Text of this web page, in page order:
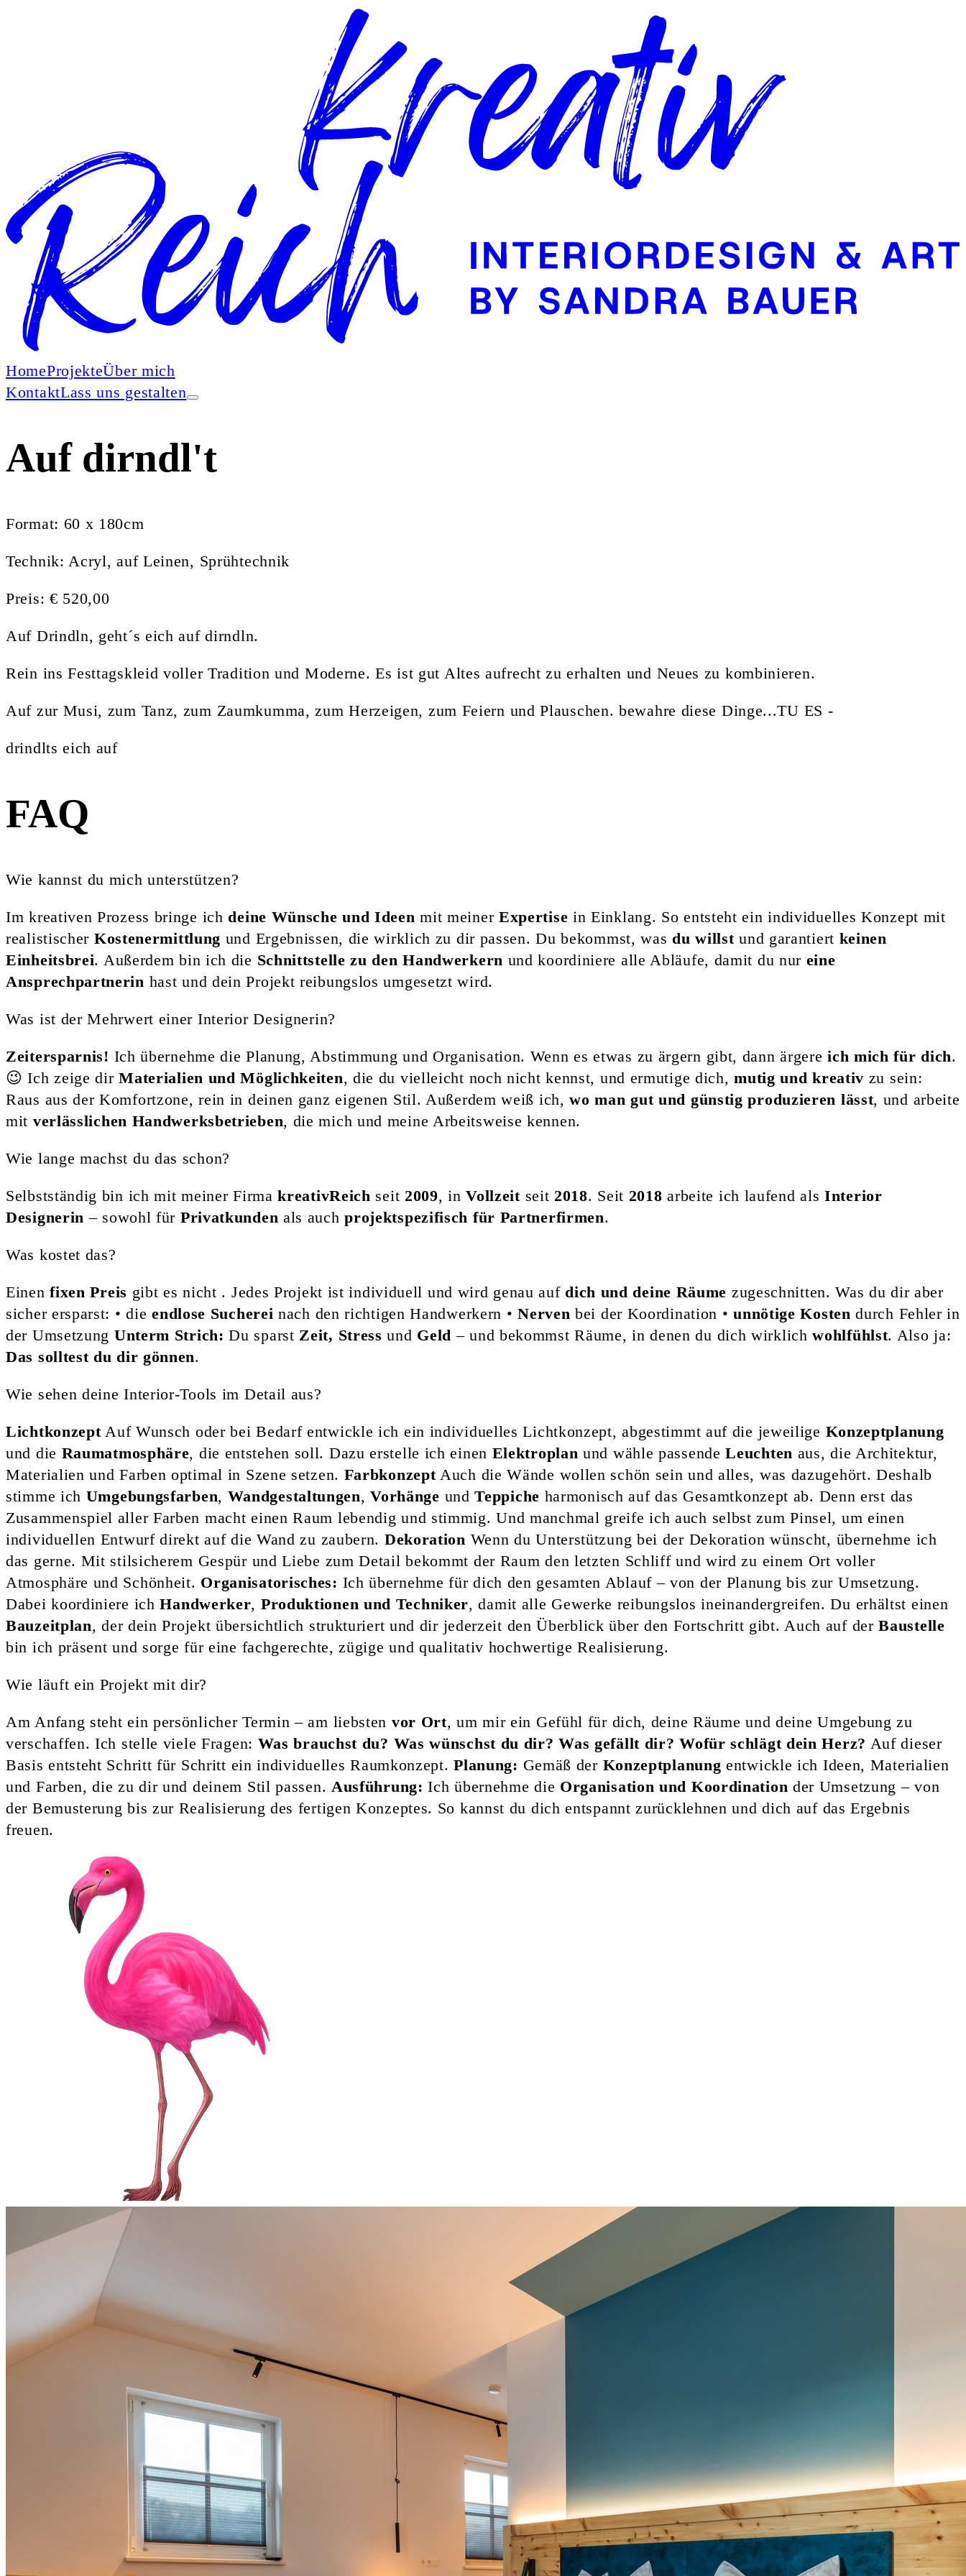
HomeProjekteÜber mich
KontaktLass uns gestalten
Auf dirndl't
Format: 60 x 180cm
Technik: Acryl, auf Leinen, Sprühtechnik
Preis: € 520,00
Auf Drindln, geht´s eich auf dirndln.
Rein ins Festtagskleid voller Tradition und Moderne. Es ist gut Altes aufrecht zu erhalten und Neues zu kombinieren.
Auf zur Musi, zum Tanz, zum Zaumkumma, zum Herzeigen, zum Feiern und Plauschen. bewahre diese Dinge...TU ES -
drindlts eich auf
FAQ
Wie kannst du mich unterstützen?
Im kreativen Prozess bringe ich deine Wünsche und Ideen mit meiner Expertise in Einklang. So entsteht ein individuelles Konzept mit
realistischer Kostenermittlung und Ergebnissen, die wirklich zu dir passen. Du bekommst, was du willstund garantiert keinen
Einheitsbrei. Außerdem bin ich die Schnittstelle zu den Handwerkern und koordiniere alle Abläufe, damit du nur eine
Ansprechpartnerin hast und dein Projekt reibungslos umgesetzt wird.
Was ist der Mehrwert einer Interior Designerin?
Zeitersparnis! Ich übernehme die Planung, Abstimmung und Organisation. Wenn es etwas zu ärgern gibt, dann ärgereich mich für dich.
😉 Ich zeige dirMaterialien und Möglichkeiten, die du vielleicht noch nicht kennst, und ermutige dich,mutig und kreativ zu sein:
Raus aus der Komfortzone, rein in deinen ganz eigenen Stil. Außerdem weiß ich,wo man gut und günstig produzieren lässt, und arbeite
mit verlässlichen Handwerksbetrieben, die mich und meine Arbeitsweise kennen.
Wie lange machst du das schon?
Selbstständig bin ich mit meiner FirmakreativReich seit 2009, inVollzeitseit 2018. Seit 2018 arbeite ich laufend alsInterior
Designerin – sowohl für Privatkunden als auchprojektspezifisch für Partnerfirmen.
Was kostet das?
Einenfixen Preis gibt es nicht . Jedes Projekt ist individuell und wird genau auf dich und deine Räume zugeschnitten. Was du dir aber
sicher ersparst: • dieendlose Sucherei nach den richtigen Handwerkern •Nerven bei der Koordination •unnötige Kosten durch Fehler in
der Umsetzung Unterm Strich: Du sparst Zeit, Stress und Geld – und bekommst Räume, in denen du dich wirklichwohlfühlst. Also ja:
Das solltest du dir gönnen.
Wie sehen deine Interior-Tools im Detail aus?
LichtkonzeptAuf Wunsch oder bei Bedarf entwickle ich ein individuelles Lichtkonzept, abgestimmt auf die jeweilige Konzeptplanung
und die Raumatmosphäre, die entstehen soll. Dazu erstelle ich einen Elektroplan und wähle passendeLeuchten aus, die Architektur,
Materialien und Farben optimal in Szene setzen. FarbkonzeptAuch die Wände wollen schön sein und alles, was dazugehört. Deshalb
stimme ich Umgebungsfarben, Wandgestaltungen,Vorhänge undTeppiche harmonisch auf das Gesamtkonzept ab. Denn erst das
Zusammenspiel aller Farben macht einen Raum lebendig und stimmig. Und manchmal greife ich auch selbst zum Pinsel, um einen
individuellen Entwurf direkt auf die Wand zu zaubern. Dekoration Wenn du Unterstützung bei der Dekoration wünscht, übernehme ich
das gerne. Mit stilsicherem Gespür und Liebe zum Detail bekommt der Raum den letzten Schliff und wird zu einem Ort voller
Atmosphäre und Schönheit. Organisatorisches: Ich übernehme für dich den gesamten Ablauf – von der Planung bis zur Umsetzung.
Dabei koordiniere ichHandwerker, Produktionen und Techniker, damit alle Gewerke reibungslos ineinandergreifen. Du erhältst einen
Bauzeitplan, der dein Projekt übersichtlich strukturiert und dir jederzeit den Überblick über den Fortschritt gibt. Auch auf derBaustelle
bin ich präsent und sorge für eine fachgerechte, zügige und qualitativ hochwertige Realisierung.
Wie läuft ein Projekt mit dir?
Am Anfang steht ein persönlicher Termin – am liebsten vor Ort, um mir ein Gefühl für dich, deine Räume und deine Umgebung zu
verschaffen. Ich stelle viele Fragen: Was brauchst du? Was wünschst du dir? Was gefällt dir? Wofür schlägt dein Herz? Auf dieser
Basis entsteht Schritt für Schritt ein individuelles Raumkonzept.Planung: Gemäß der Konzeptplanung entwickle ich Ideen, Materialien
und Farben, die zu dir und deinem Stil passen. Ausführung: Ich übernehme die Organisation und Koordination der Umsetzung – von
der Bemusterung bis zur Realisierung des fertigen Konzeptes. So kannst du dich entspannt zurücklehnen und dich auf das Ergebnis
freuen.